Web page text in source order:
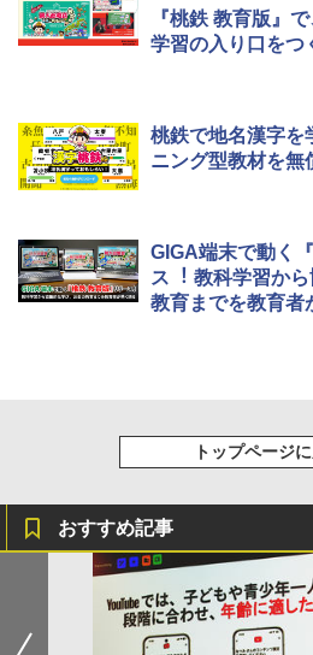
『桃鉄 教育版』
学習の入り口をつ
桃鉄で地名漢字を
ニング型教材を無
GIGA端末で動く
ス︕ 教科学習か
教育までを教育者
トップページ
おすすめ記事